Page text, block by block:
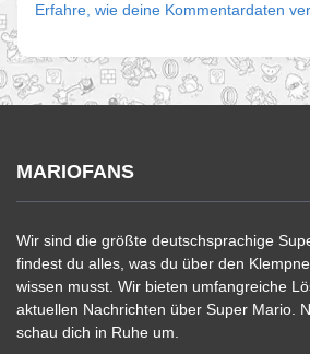
Erfahre, wie deine Kommentardaten
MARIOFANS
Wir sind die größte deutschsprachige
findest du alles, was du über den
wissen musst. Wir bieten umfangreiche
aktuellen Nachrichten über Super Mario.
schau dich in Ruhe um.